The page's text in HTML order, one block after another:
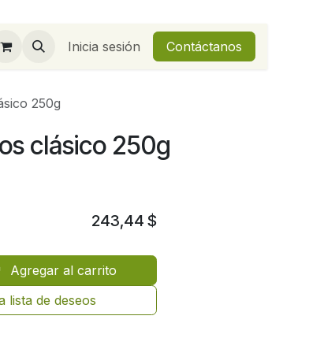
Inicia sesión Contáctanos
250g
clásico 250g
Agregar al carrito
lista de deseos
243,44 $